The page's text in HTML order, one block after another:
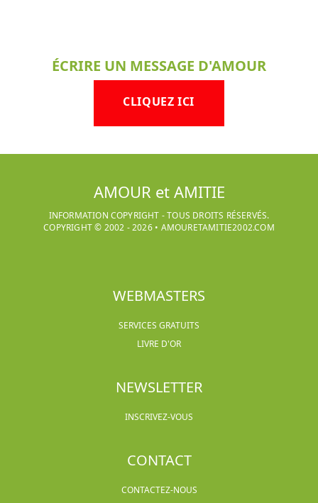
ÉCRIRE UN MESSAGE D'AMOUR
CLIQUEZ ICI
AMOUR et AMITIE
INFORMATION COPYRIGHT - TOUS DROITS RÉSERVÉS.
COPYRIGHT © 2002 -2026• AMOURETAMITIE2002.COM
WEBMASTERS
SERVICES GRATUITS
LIVRE D'OR
NEWSLETTER
INSCRIVEZ-VOUS
CONTACT
CONTACTEZ-NOUS